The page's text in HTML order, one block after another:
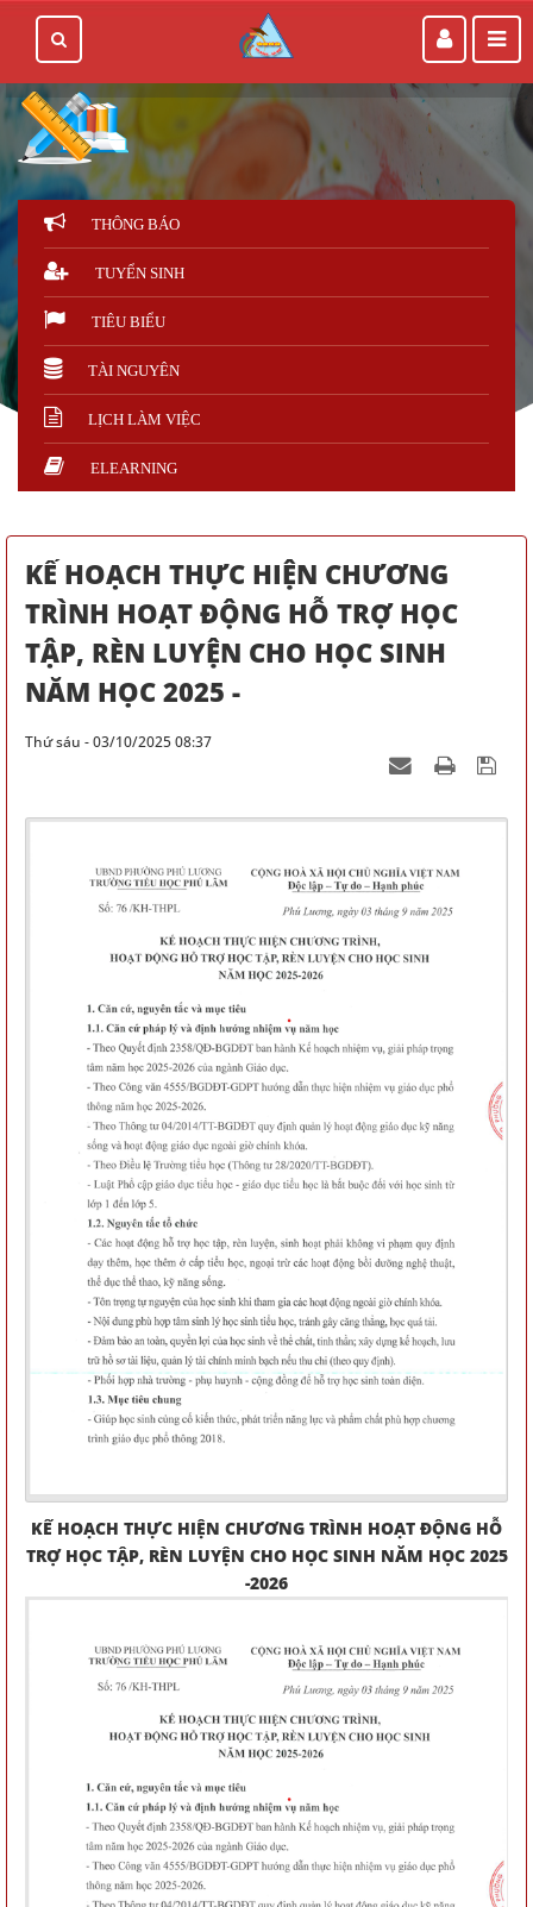
THÔNG BÁO
TUYỂN SINH
TIÊU BIỂU
TÀI NGUYÊN
LỊCH LÀM VIỆC
ELEARNING
KẾ HOẠCH THỰC HIỆN CHƯƠNG
TRÌNH HOẠT ĐỘNG HỖ TRỢ HỌC
TẬP, RÈN LUYỆN CHO HỌC SINH
NĂM HỌC 2025 -
Thứ sáu - 03/10/2025 08:37
KẾ HOẠCH THỰC HIỆN CHƯƠNG TRÌNH HOẠT ĐỘNG HỖ
TRỢ HỌC TẬP, RÈN LUYỆN CHO HỌC SINH NĂM HỌC 2025
-2026